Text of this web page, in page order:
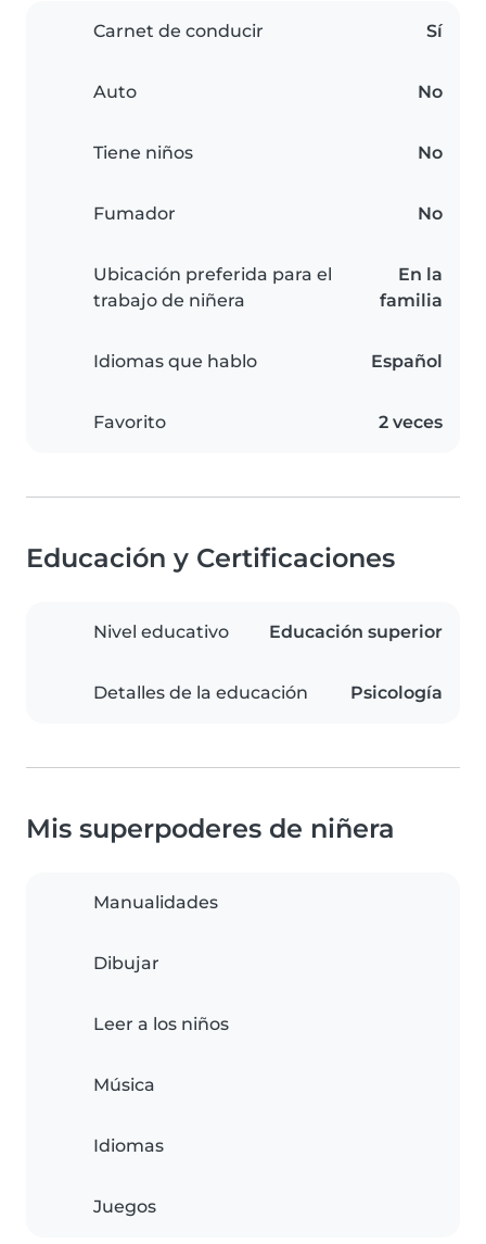
Carnet de conducir Sí
Auto No
Tiene niños No
Fumador No
Ubicación preferida para el
trabajo de niñera
En la
familia
Idiomas que hablo Español
Favorito 2 veces
Educación y Certificaciones
Nivel educativo Educación superior
Detalles de la educación Psicología
Mis superpoderes de niñera
Manualidades
Dibujar
Leer a los niños
Música
Idiomas
Juegos